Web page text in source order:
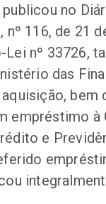
no
nº 116, de 21
nº 33726,
das
bem
empréstimo à
e